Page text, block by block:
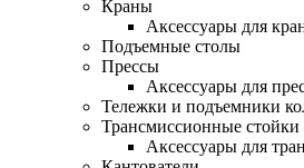
Краны
Аксессуары для
Подъемные столы
Прессы
Аксессуары для
Тележки и подъемники
Трансмиссионные стойки
Аксессуары для